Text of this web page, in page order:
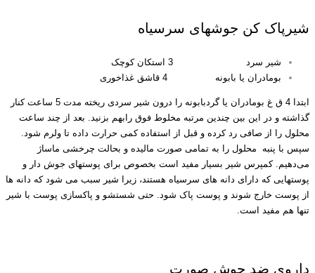
شیرپاک کن جوشهای سرسیاه
شیر سرد 3 استکان کوچک
بومادران یا بابونه 4 قاشق غذاخوری
ابتدا 4 ق غ بومادران یا گردبابونه را درون شیر سردی ریخته مدت 5 ساعت کنار
گذاشته و در این بین چندین مرتبه مخلوط فوق رابهم بزنید. بعد از چند ساعت
محلول را از صافی رد کرده و قبل از استفاده کمی حرارت داده تا ولرم شود.
سپس با پنبه محلول را به تمامی صورت مالیده و بحالت چرخشی ماساژ
می‌دهیم. کمپرس شیر بسیار مفید است بخصوص برای پوستهای جوش دار و
پوستهایی که دارای دانه های سرسیاه هستند، زیرا شیر سبب می شود که دانه ها
از پوست خارج شوند و پوست پاک شود. حتی شستشو و پاکسازی پوست با شیر
تنها هم مفید است.
داروی ضد جوش صورت